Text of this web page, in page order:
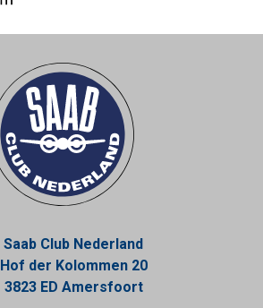
Saab Club Nederland
Hof der Kolommen 20
3823 ED Amersfoort